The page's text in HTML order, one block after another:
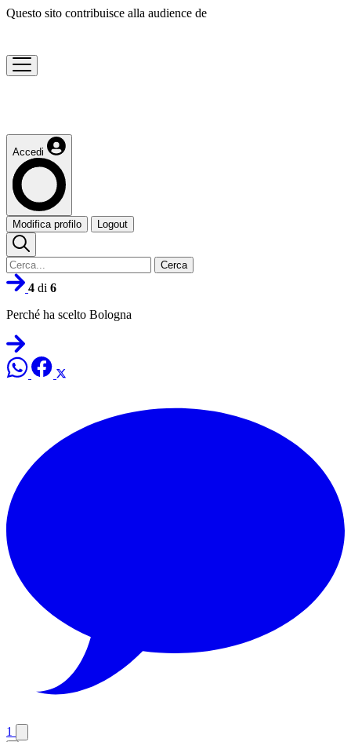
Questo sito contribuisce alla audience de
Accedi
Modifica profilo Logout
Cerca
4 di 6
Perché ha scelto Bologna
1